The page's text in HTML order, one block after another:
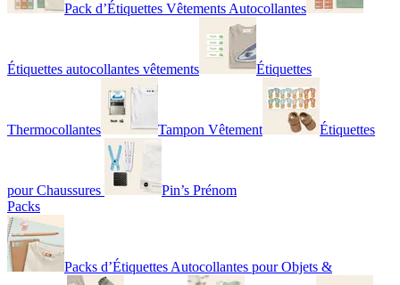
Pack d’Étiquettes Vêtements Autocollantes
Étiquettes autocollantes vêtements Étiquettes
Thermocollantes Tampon Vêtement Étiquettes
pour Chaussures
Pin’s Prénom
Packs
Packs d’Étiquettes Autocollantes pour Objets &